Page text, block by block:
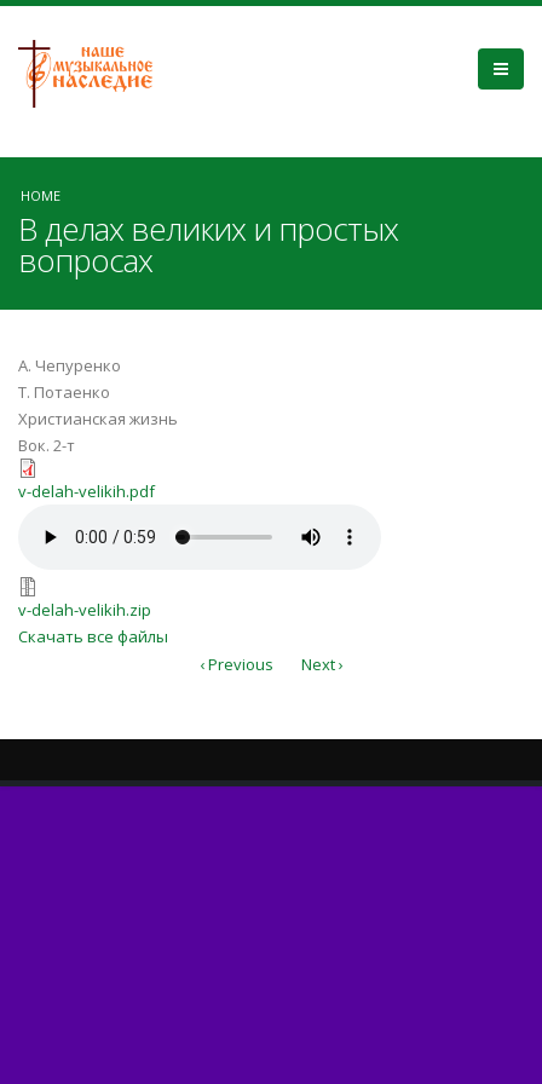
HOME
В делах великих и простых
вопросах
А. Чепуренко
Т. Потаенко
Христианская жизнь
Вок. 2-т
v-delah-velikih.pdf
v-delah-velikih.pdf
v-delah-velikih.mp3
v-delah-velikih.zip
v-delah-velikih.zip
Скачать все файлы
‹ Previous
Next ›